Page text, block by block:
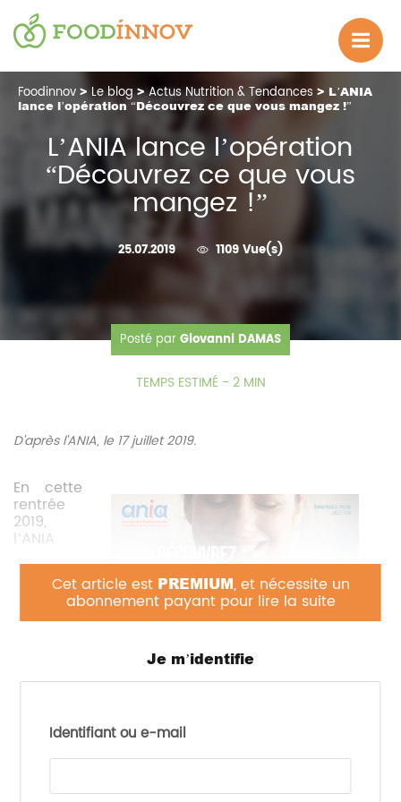
Foodinnov > Le blog>Actus Nutrition & Tendances > L’ANIA
lance l’opération “Découvrez ce que vous mangez !”
L’ANIA lance l’opération
“Découvrez ce que vous
mangez !”
25.07.2019 1109 Vue(s)
Posté parGiovanni DAMAS
Cet article est PREMIUM, et nécessite un
abonnement payant pour lire la suite
Je m’identifie
Identifiant ou e-mail
TEMPS ESTIMÉ - 2 MIN
D'après l'ANIA, le 17 juillet 2019.
En cette
rentrée
2019,
l’ANIA
Prévue les 7, 8 et 9 novembre prochain, cette
opération se traduira par une véritable immersion
consommateurs de comprendre comment sont